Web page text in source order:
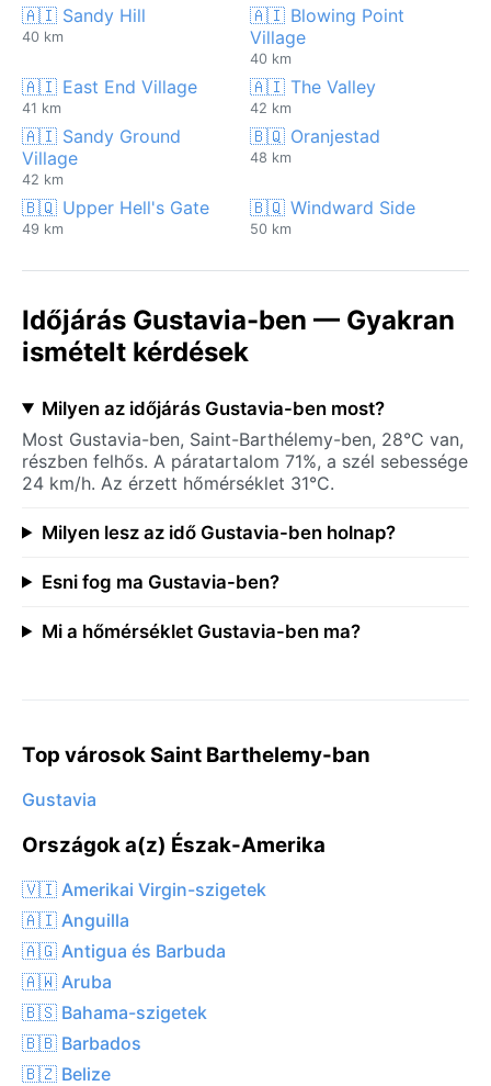
🇦🇮 Sandy Hill
40 km
🇦🇮 Blowing Point
Village
40 km
🇦🇮 East End Village
41 km
🇦🇮 The Valley
42 km
🇦🇮 Sandy Ground
Village
42 km
🇧🇶 Oranjestad
48 km
🇧🇶 Upper Hell's Gate
49 km
🇧🇶 Windward Side
50 km
Időjárás Gustavia-ben — Gyakran
ismételt kérdések
Milyen az időjárás Gustavia-ben most?
Most Gustavia-ben, Saint-Barthélemy-ben, 28°C van,
részben felhős. A páratartalom 71%, a szél sebessége
24 km/h. Az érzett hőmérséklet 31°C.
Milyen lesz az idő Gustavia-ben holnap?
Esni fog ma Gustavia-ben?
Mi a hőmérséklet Gustavia-ben ma?
Top városok Saint Barthelemy-ban
Gustavia
Országok a(z) Észak-Amerika
🇻🇮 Amerikai Virgin-szigetek
🇦🇮 Anguilla
🇦🇬 Antigua és Barbuda
🇦🇼 Aruba
🇧🇸 Bahama-szigetek
🇧🇧 Barbados
🇧🇿 Belize